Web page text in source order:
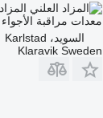
معدات مراقبة
السويد، Karlstad
Klaravik Sweden